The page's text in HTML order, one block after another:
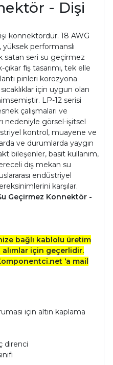
- Dişi
konnektördür. 18 AWG
performanslı
satan seri su geçirmez
fiş tasarımı, tek elle
pinleri korozyona
için uygun olan
LP-12 serisi
çalışmaları ve
nedeniyle görsel-işitsel
kontrol, muayene ve
ve durumlarda yaygın
bileşenler, basit kullanım,
dış mekan su
endüstriyel
karşılar.
Geçirmez Konnektör -
bağlı kablolu üretim
için geçerlidir.
‘a mail
için altın kaplama
direnci